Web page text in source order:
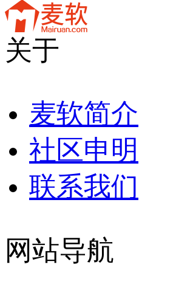
关于
麦软简介
社区申明
联系我们
网站导航